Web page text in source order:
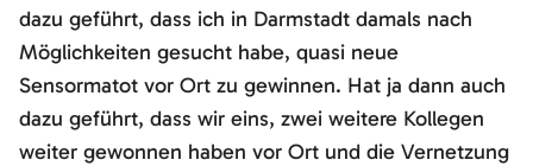
dazu geführt, dass ich in Darmstadt damals nach
Möglichkeiten gesucht habe, quasi neue
Sensormatot vor Ort zu gewinnen. Hat ja dann auch
dazu geführt, dass wir eins, zwei weitere Kollegen
weiter gewonnen haben vor Ort und die Vernetzung